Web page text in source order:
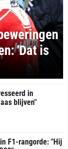
'Dat is
in
blijven"
F1-rangorde: "Hij